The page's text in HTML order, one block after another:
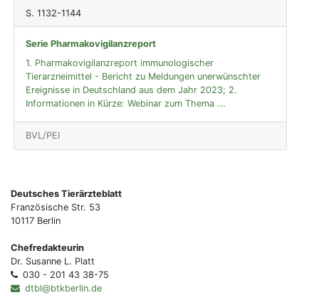
S. 1132-1144
Serie Pharmakovigilanzreport
1. Pharmakovigilanzreport immunologischer
Tierarzneimittel - Bericht zu Meldungen unerwünschter
Ereignisse in Deutschland aus dem Jahr 2023; 2.
Informationen in Kürze: Webinar zum Thema ...
BVL/PEI
Deutsches Tierärzteblatt
Französische Str. 53
10117 Berlin
Chefredakteurin
Dr. Susanne L. Platt
030 - 201 43 38-75
dtbl@btkberlin.de